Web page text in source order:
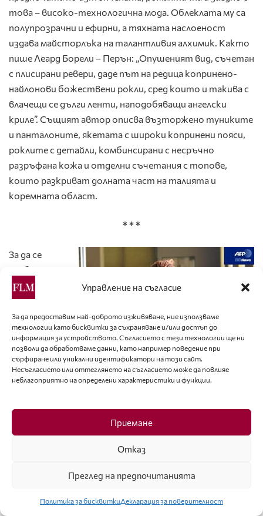
Управление на съгласие
За да предоставим най-доброто изживяване, ние използваме
технологии като бисквитки за съхраняване и/или достъп до
информация за устройството. Съгласието с тези технологии ще ни
позволи да обработваме данни, като например поведение при
сърфиране или уникални идентификатори на този сайт.
Несъгласието или оттеглянето на съгласието може да повлияе
неблагоприятно на определени характеристики и функции.
Приемане
Отказ
Преглед на предпочитанията
Политика за бисквиткиДекларация за поверителност
това – високо-технологична мода. Облеклата му са
полупрозрачни и ефирни, а тяхната наслоеност
издава майсторлъка на талантливия алхимик. Както
пише Леард Борели – Перън: „Опушеният вид, съчетан
с плисирани ревери, даде път на редица копринено-
найлонови божествени рокли, сред които и такива с
влачещи се дълги ленти, наподобяващи ангелски
криле”. Същият автор описва възторжено туниките
и панталоните, якетата с широки копринени пояси,
роклите с детайли, комбинсирани с несръчно
разръфана кожа и отделни съчетания с топове,
които разкриват долната част на талията и
коремната област.
* * *
За да се
разбере
приносът на
Наоки
Такизава към
световния
моден дизайн,
трябва да се
осмисли
ролята му за
то и
духовен баща